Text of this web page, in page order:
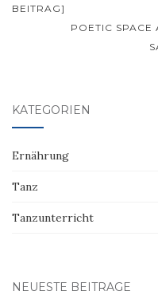
BEITRAG]
POETIC SPACE
KATEGORIEN
Ernährung
Tanz
Tanzunterricht
NEUESTE BEITRÄGE